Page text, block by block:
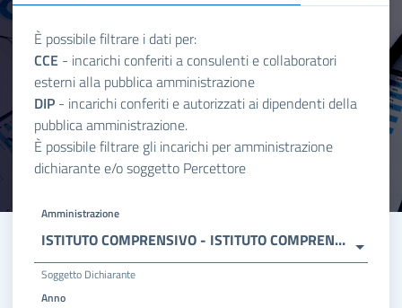
È possibile filtrare i dati per:
CCE - incarichi conferiti a consulenti e collaboratori
esterni alla pubblica amministrazione
DIP - incarichi conferiti e autorizzati ai dipendenti della
pubblica amministrazione.
È possibile filtrare gli incarichi per amministrazione
dichiarante e/o soggetto Percettore
Amministrazione
ISTITUTO COMPRENSIVO - ISTITUTO COMPRENSIVO SAVONA I
Soggetto Dichiarante
Anno